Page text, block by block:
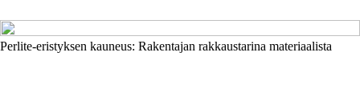
Perlite-eristyksen kauneus: Rakentajan rakkaustarina materiaalista